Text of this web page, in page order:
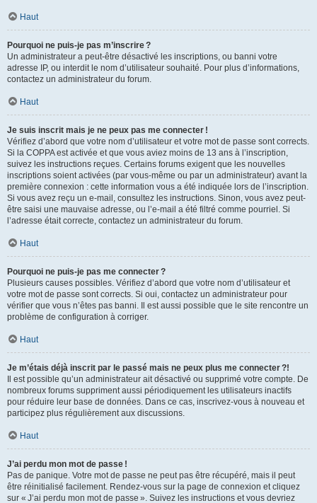
Haut
Pourquoi ne puis-je pas m’inscrire ?
Un administrateur a peut-être désactivé les inscriptions, ou banni votre
adresse IP, ou interdit le nom d’utilisateur souhaité. Pour plus d’informations,
contactez un administrateur du forum.
Haut
Je suis inscrit mais je ne peux pas me connecter !
Vérifiez d’abord que votre nom d’utilisateur et votre mot de passe sont corrects.
Si la COPPA est activée et que vous aviez moins de 13 ans à l’inscription,
suivez les instructions reçues. Certains forums exigent que les nouvelles
inscriptions soient activées (par vous-même ou par un administrateur) avant la
première connexion : cette information vous a été indiquée lors de l’inscription.
Si vous avez reçu un e-mail, consultez les instructions. Sinon, vous avez peut-
être saisi une mauvaise adresse, ou l’e-mail a été filtré comme pourriel. Si
l’adresse était correcte, contactez un administrateur du forum.
Haut
Pourquoi ne puis-je pas me connecter ?
Plusieurs causes possibles. Vérifiez d’abord que votre nom d’utilisateur et
votre mot de passe sont corrects. Si oui, contactez un administrateur pour
vérifier que vous n’êtes pas banni. Il est aussi possible que le site rencontre un
problème de configuration à corriger.
Haut
Je m’étais déjà inscrit par le passé mais ne peux plus me connecter ?!
Il est possible qu’un administrateur ait désactivé ou supprimé votre compte. De
nombreux forums suppriment aussi périodiquement les utilisateurs inactifs
pour réduire leur base de données. Dans ce cas, inscrivez-vous à nouveau et
participez plus régulièrement aux discussions.
Haut
J’ai perdu mon mot de passe !
Pas de panique. Votre mot de passe ne peut pas être récupéré, mais il peut
être réinitialisé facilement. Rendez-vous sur la page de connexion et cliquez
sur « J’ai perdu mon mot de passe ». Suivez les instructions et vous devriez